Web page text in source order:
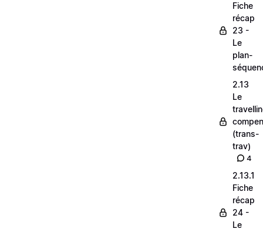
Fiche
récap
23 -
Le
plan-
2.13
Le
(trans-
trav)
4
2.13.1
Fiche
récap
24 -
Le